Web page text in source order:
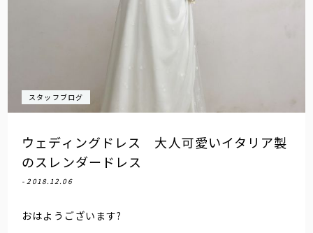
スタッフブログ
ウェディングドレス 大人可愛いイタリア製
のスレンダードレス
- 2018.12.06
おはようございます?